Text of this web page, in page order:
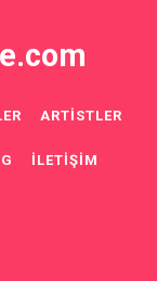
ARTISTLER
İLETIŞIM